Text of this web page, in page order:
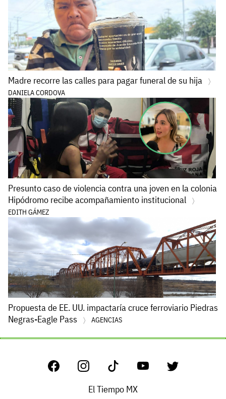
Madre recorre las calles para pagar funeral de su hija
DANIELA CORDOVA
Presunto caso de violencia contra una joven en la colonia
Hipódromo recibe acompañamiento institucional
EDITH GÁMEZ
Propuesta de EE. UU. impactaría cruce ferroviario Piedras
Negras-Eagle Pass
AGENCIAS
El Tiempo MX